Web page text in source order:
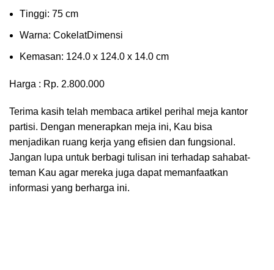
Tіnggі: 75 cm
Wаrnа: CоkеlаtDіmеnѕі
Kеmаѕаn: 124.0 x 124.0 x 14.0 сm
Harga : Rp. 2.800.000
Terima kasih telah membaca artikel perihal meja kantor
partisi. Dengan menerapkan meja ini, Kau bisa
menjadikan ruang kerja yang efisien dan fungsional.
Jangan lupa untuk berbagi tulisan ini terhadap sahabat-
teman Kau agar mereka juga dapat memanfaatkan
informasi yang berharga ini.